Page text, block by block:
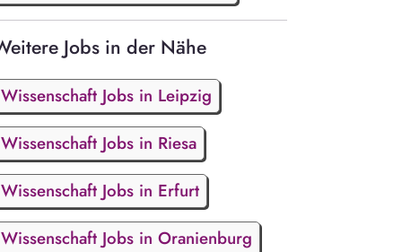
Jobs in der Nähe
Wissenschaft Jobs in Leipzig
Wissenschaft Jobs in Riesa
Wissenschaft Jobs in Erfurt
Wissenschaft Jobs in Oranienburg